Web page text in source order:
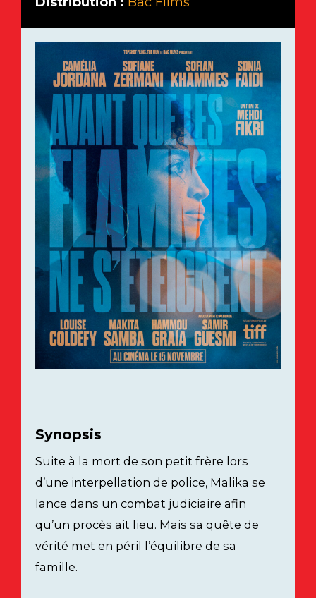
Synopsis
Suite à la mort de son petit frère lors
d’une interpellation de police, Malika se
lance dans un combat judiciaire afin
qu’un procès ait lieu. Mais sa quête de
vérité met en péril l’équilibre de sa
famille.